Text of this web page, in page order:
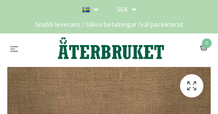
SEK
Snabb leverans / Säkra betalningar /väl packeterat
0